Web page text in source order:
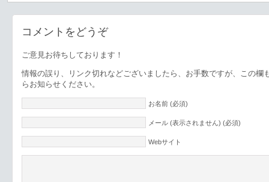
コメントをどうぞ
ご意見お待ちしております！
情報の誤り、リンク切れなどございましたら、お手数ですが、この欄
らお知らせください。
お名前 (必須)
メール (表示されません) (必須)
Webサイト